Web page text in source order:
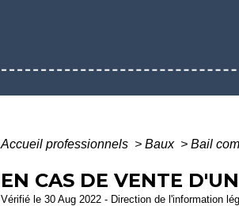
Accueil professionnels > Baux > Bail
EN CAS DE VENTE
Vérifié le 30 Aug 2022 - Direction de l'information